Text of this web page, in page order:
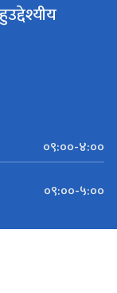
०९:००-४:००
०९:००-५:००